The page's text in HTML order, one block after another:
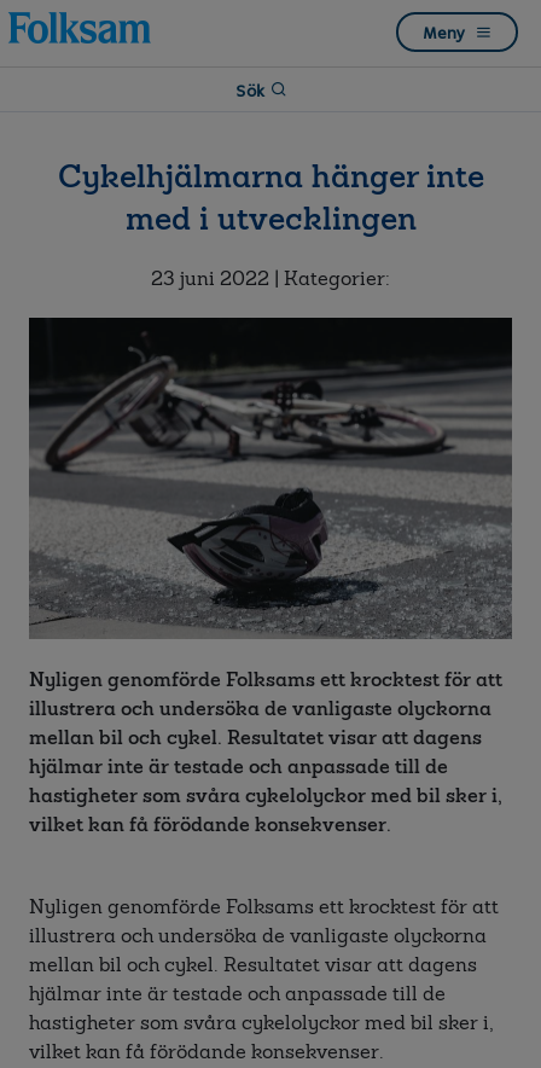
Till
navigation
Till
innehåll
Meny
Sök
Cykelhjälmarna hänger inte
med i utvecklingen
23 juni 2022 | Kategorier:
Nyligen genomförde Folksams ett krocktest för att
illustrera och undersöka de vanligaste olyckorna
mellan bil och cykel. Resultatet visar att dagens
hjälmar inte är testade och anpassade till de
hastigheter som svåra cykelolyckor med bil sker i,
vilket kan få förödande konsekvenser.
Nyligen genomförde Folksams ett krocktest för att
illustrera och undersöka de vanligaste olyckorna
mellan bil och cykel. Resultatet visar att dagens
hjälmar inte är testade och anpassade till de
hastigheter som svåra cykelolyckor med bil sker i,
vilket kan få förödande konsekvenser.